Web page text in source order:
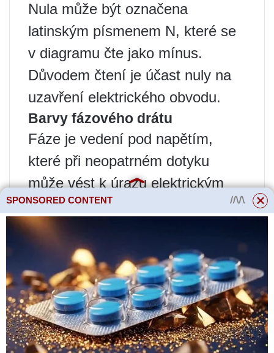
Nula může být označena
latinským písmenem N, které se
v diagramu čte jako mínus.
Důvodem čtení je účast nuly na
uzavření elektrického obvodu.
Barvy fázového drátu
Fáze je vedení pod napětím,
které při neopatrném dotyku
může vést k úrazu elektrickým
proudem. Začínající řemeslníci
mají často problém najít kabel.
Fáze je označena černou,
hnědou, krémovou, červenou,
oranžovou, růžovou, fialovou,
šedou a bílou.
Index fáze alfa je L. Používá se
SPONSORED CONTENT